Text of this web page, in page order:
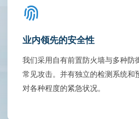
业内领先的安全性
我们采用自有前置防火墙与多种防
常见攻击。并有独立的检测系统和
对各种程度的紧急状况。